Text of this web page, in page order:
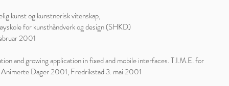
kunst og kunstnerisk vitenskap,
for kunsthåndverk og design (SHKD)
2001
and growing application in fixed and mobile interfaces. T.I.M.E. for
Animerte Dager 2001, Fredrikstad 3. mai 2001